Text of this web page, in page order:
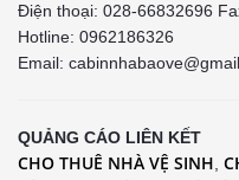
Điện thoại: 028-66832696
Hotline: 0962186326
Email:
QUẢNG CÁO LIÊN KẾT
CHO THUÊ NHÀ VỆ SINH